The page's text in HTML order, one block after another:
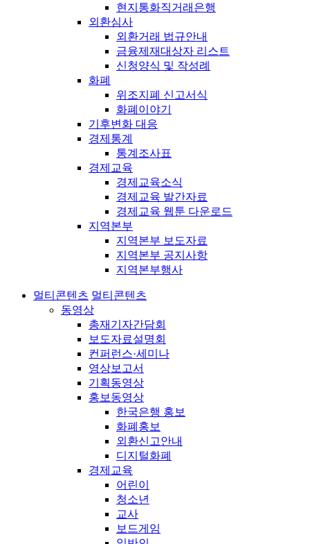
현지통화직거래은행
외환심사
외환거래 법규안내
금융제재대상자 리스트
신청양식 및 작성례
화폐
위조지폐 신고서식
화폐이야기
기후변화 대응
경제통계
통계조사표
경제교육
경제교육소식
경제교육 발간자료
경제교육 웹툰 다운로드
지역본부
지역본부 보도자료
지역본부 공지사항
지역본부행사
멀티콘텐츠 멀티콘텐츠
동영상
총재기자간담회
보도자료설명회
컨퍼런스·세미나
영상보고서
기획동영상
홍보동영상
한국은행 홍보
화폐홍보
외환신고안내
디지털화폐
경제교육
어린이
청소년
교사
보드게임